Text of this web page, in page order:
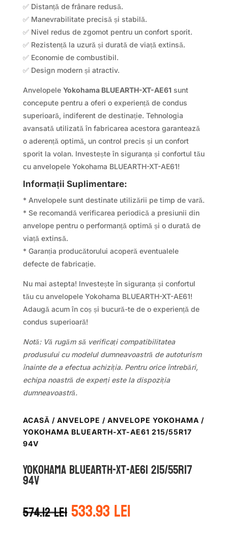
✅ Distanță de frânare redusă.
✅ Manevrabilitate precisă și stabilă.
✅ Nivel redus de zgomot pentru un confort sporit.
✅ Rezistență la uzură și durată de viață extinsă.
✅ Economie de combustibil.
✅ Design modern și atractiv.
Anvelopele Yokohama BLUEARTH-XT-AE61 sunt
concepute pentru a oferi o experiență de condus
superioară, indiferent de destinație. Tehnologia
avansată utilizată în fabricarea acestora garantează
o aderență optimă, un control precis și un confort
sporit la volan. Investește în siguranța și confortul tău
cu anvelopele Yokohama BLUEARTH-XT-AE61!
Informații Suplimentare:
* Anvelopele sunt destinate utilizării pe timp de vară.
* Se recomandă verificarea periodică a presiunii din
anvelope pentru o performanță optimă și o durată de
viață extinsă.
* Garanția producătorului acoperă eventualele
defecte de fabricație.
Nu mai astepta! Investește în siguranța și confortul
tău cu anvelopele Yokohama BLUEARTH-XT-AE61!
Adaugă acum în coș și bucură-te de o experiență de
condus superioară!
Notă: Vă rugăm să verificați compatibilitatea
produsului cu modelul dumneavoastră de autoturism
înainte de a efectua achiziția. Pentru orice întrebări,
echipa noastră de experți este la dispoziția
dumneavoastră.
ACASĂ / ANVELOPE / ANVELOPE YOKOHAMA /
YOKOHAMA BLUEARTH-XT-AE61 215/55R17
94V
Yokohama BLUEARTH-XT-AE61 215/55R17
94V
574.12leiPrețul
inițial
533.93leiPrețul
curent